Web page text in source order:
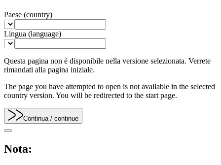
Paese (country)
Lingua (language)
Questa pagina non è disponibile nella versione selezionata. Verrete
rimandati alla pagina iniziale.
The page you have attempted to open is not available in the selected
country version. You will be redirected to the start page.
Continua / continue
Nota: